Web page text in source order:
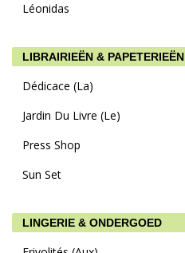
Léonidas
LIBRAIRIEËN & PAPETERIEËN
Dédicace (La)
Jardin Du Livre (Le)
Press Shop
Sun Set
LINGERIE & ONDERGOED